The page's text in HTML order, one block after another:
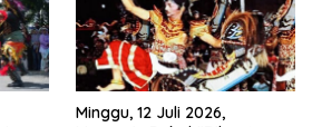
Minggu, 12 Juli 2026,